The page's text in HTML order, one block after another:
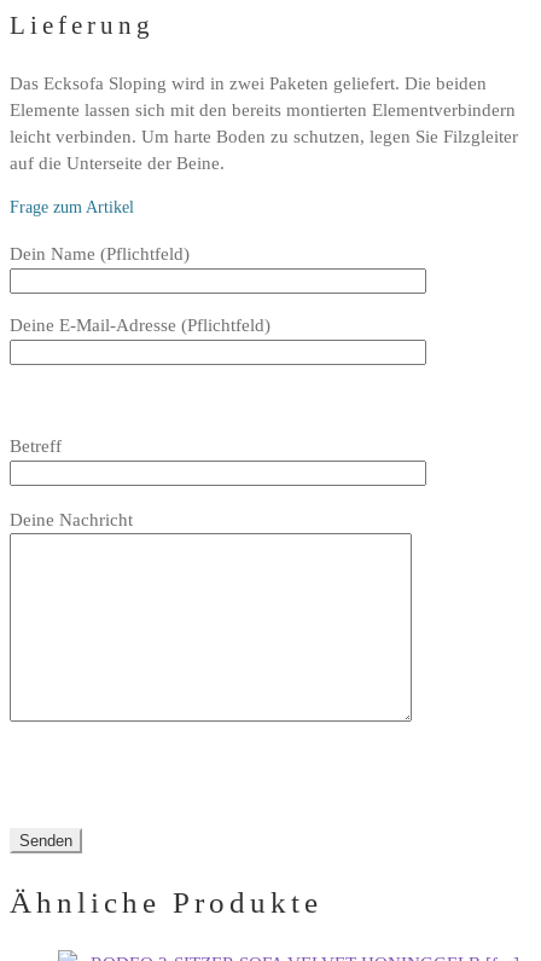
Lieferung
Das Ecksofa Sloping wird in zwei Paketen geliefert. Die beiden
Elemente lassen sich mit den bereits montierten Elementverbindern
leicht verbinden. Um harte Boden zu schutzen, legen Sie Filzgleiter
auf die Unterseite der Beine.
Frage zum Artikel
Bitte
Feld
Dein Name (Pflichtfeld)
Deine E-Mail-Adresse (Pflichtfeld)
dieses
lasse
leer.
Betreff
lasse
Deine Nachricht
Ähnliche Produkte